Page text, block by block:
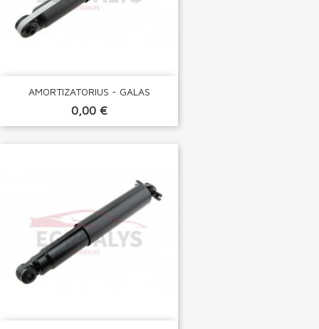
AMORTIZATORIUS - GALAS
0,00 €